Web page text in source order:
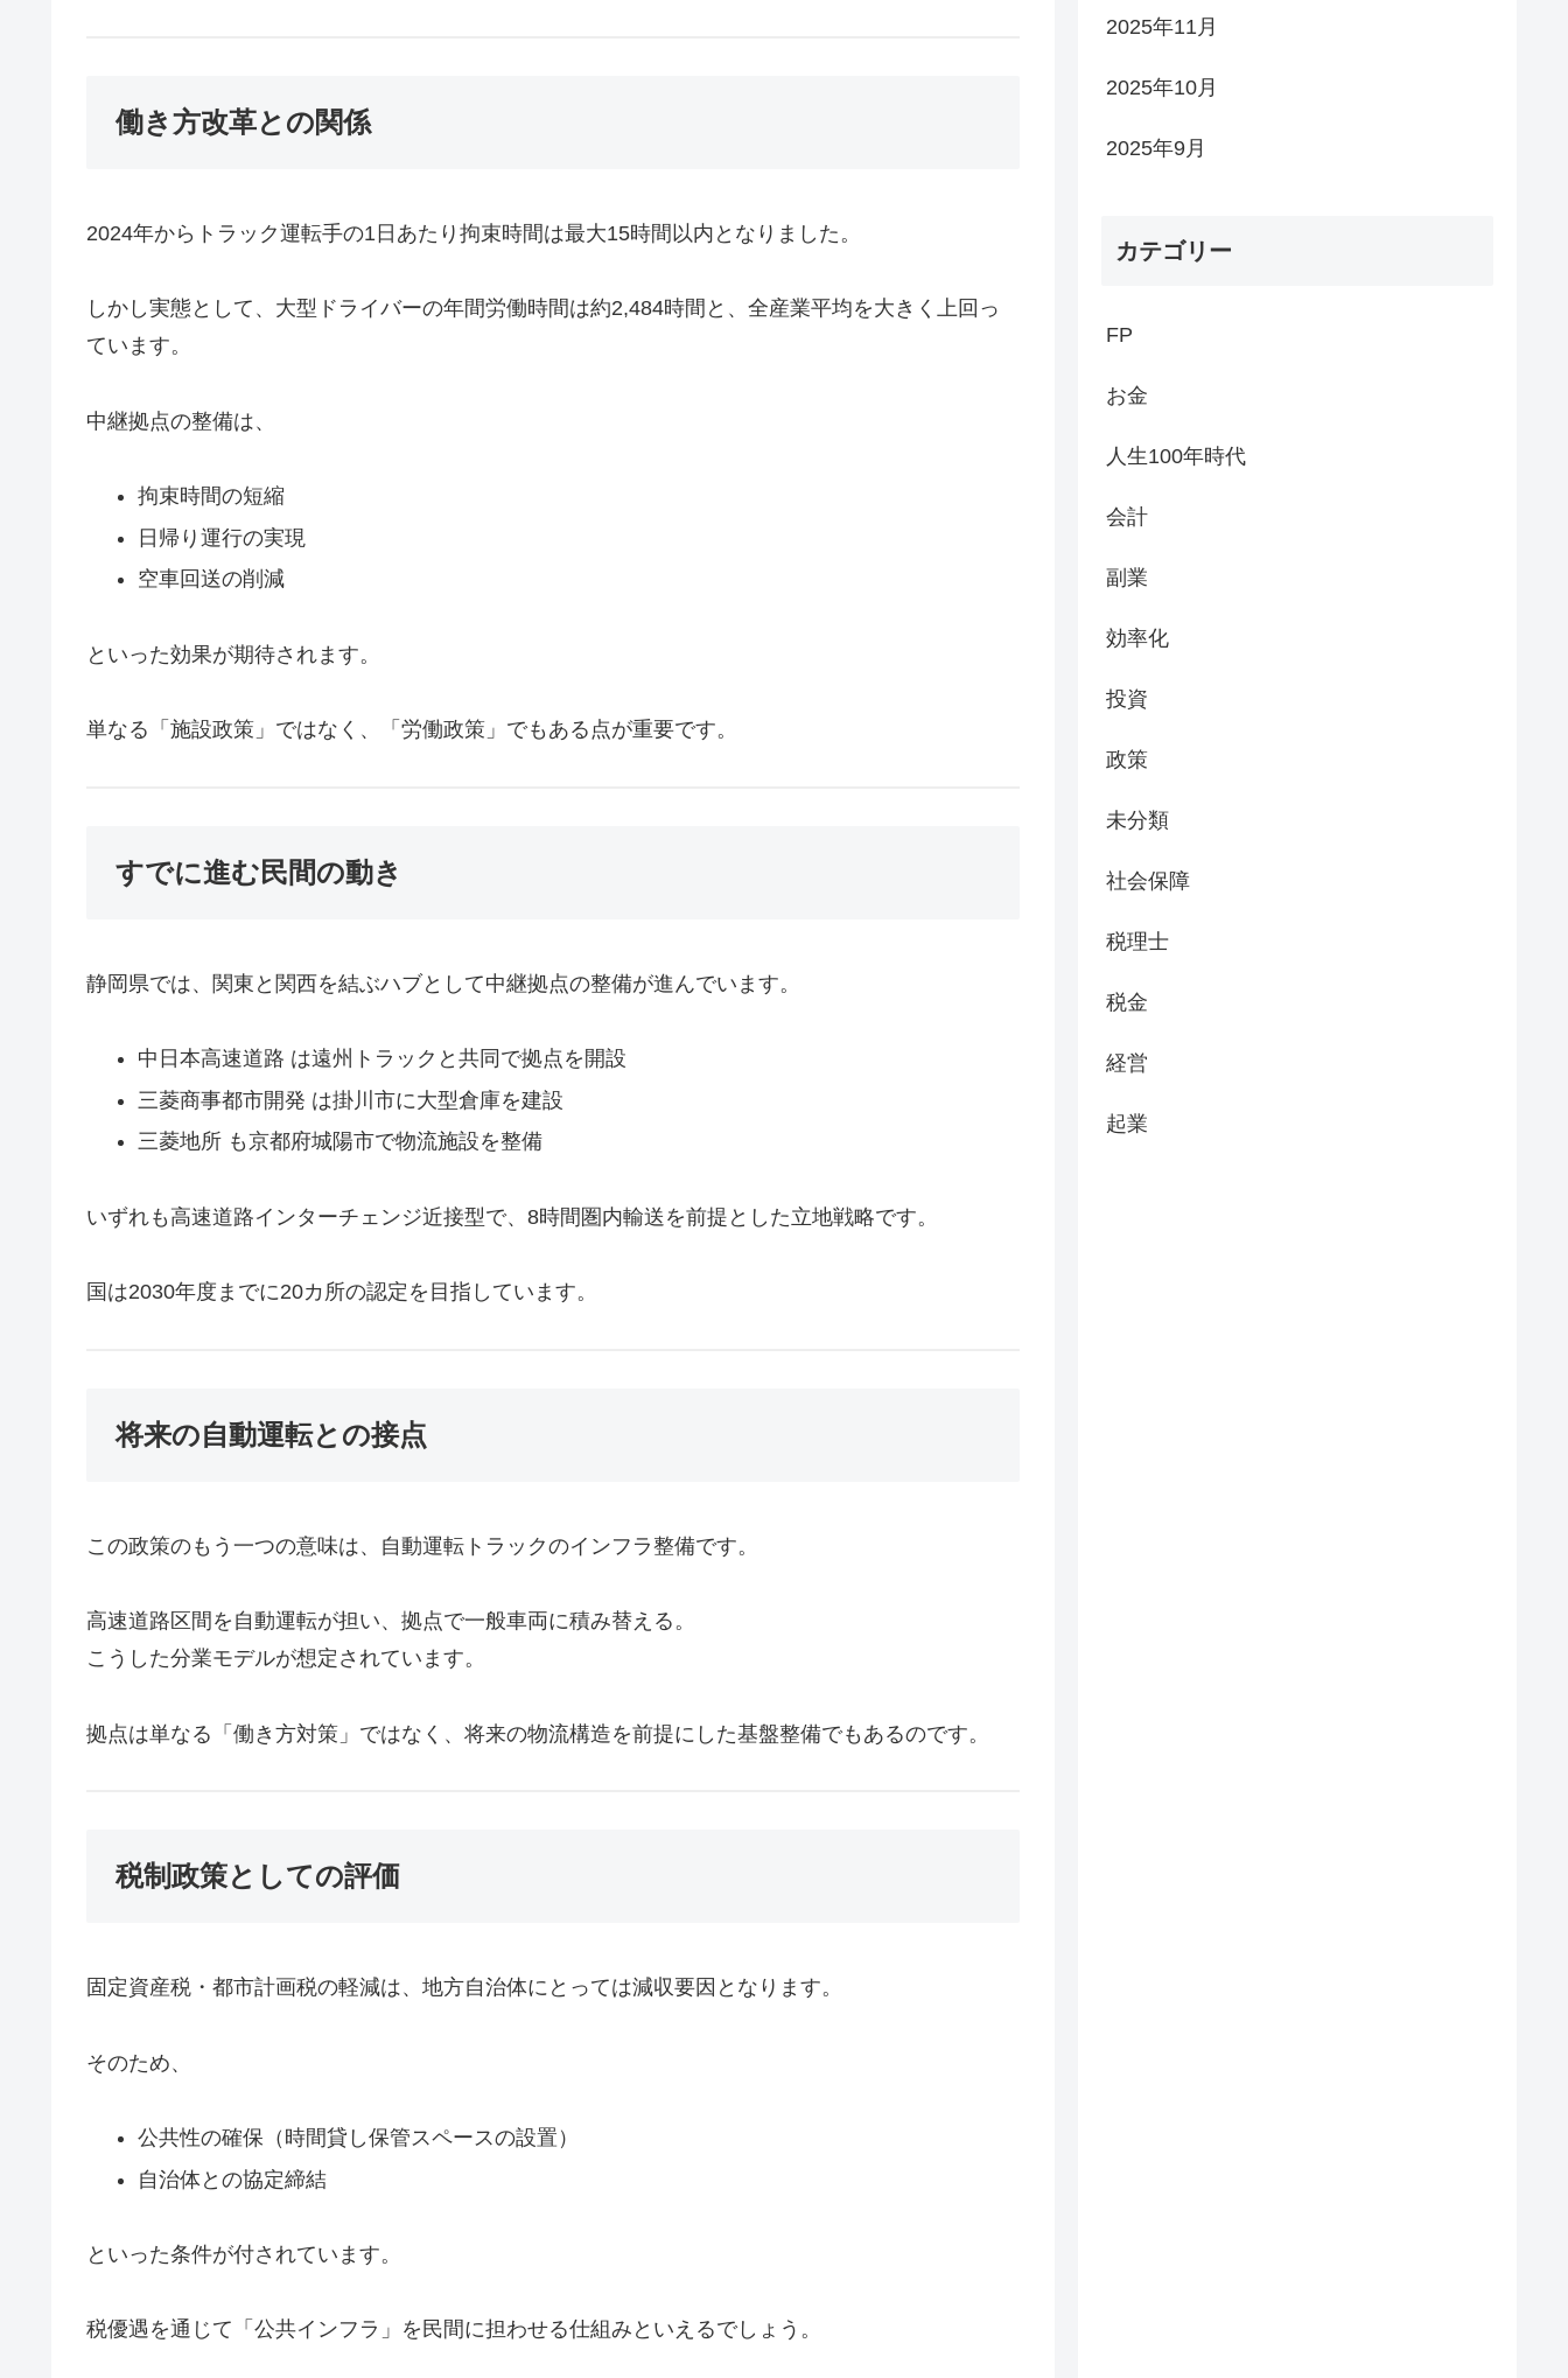
働き方改革との関係
2024年からトラック運転手の1日あたり拘束時間は最大15時間以内となりました。
しかし実態として、大型ドライバーの年間労働時間は約2,484時間と、全産業平均を大きく上回っ
ています。
中継拠点の整備は、
拘束時間の短縮
日帰り運行の実現
空車回送の削減
といった効果が期待されます。
単なる「施設政策」ではなく、「労働政策」でもある点が重要です。
すでに進む民間の動き
静岡県では、関東と関西を結ぶハブとして中継拠点の整備が進んでいます。
中日本高速道路 は遠州トラックと共同で拠点を開設
三菱商事都市開発 は掛川市に大型倉庫を建設
三菱地所 も京都府城陽市で物流施設を整備
いずれも高速道路インターチェンジ近接型で、8時間圏内輸送を前提とした立地戦略です。
国は2030年度までに20カ所の認定を目指しています。
将来の自動運転との接点
この政策のもう一つの意味は、自動運転トラックのインフラ整備です。
高速道路区間を自動運転が担い、拠点で一般車両に積み替える。
こうした分業モデルが想定されています。
拠点は単なる「働き方対策」ではなく、将来の物流構造を前提にした基盤整備でもあるのです。
税制政策としての評価
固定資産税・都市計画税の軽減は、地方自治体にとっては減収要因となります。
そのため、
公共性の確保（時間貸し保管スペースの設置）
自治体との協定締結
といった条件が付されています。
税優遇を通じて「公共インフラ」を民間に担わせる仕組みといえるでしょう。
2025年11月
2025年10月
2025年9月
カテゴリー
FP
お金
人生100年時代
会計
副業
効率化
投資
政策
未分類
社会保障
税理士
税金
経営
起業